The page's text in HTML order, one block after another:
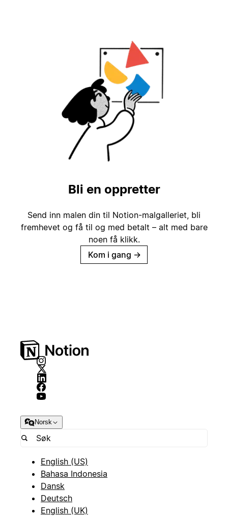
Bli en oppretter
Send inn malen din til Notion-malgalleriet, bli
fremhevet og få til og med betalt – alt med bare
noen få klikk.
Kom i gang →
Norsk
English (US)
Bahasa Indonesia
Dansk
Deutsch
English (UK)